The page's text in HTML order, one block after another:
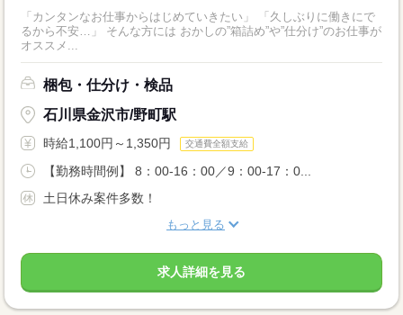
「カンタンなお仕事からはじめていきたい」 「久しぶりに働きにで
るから不安…」 そんな方には おかしの”箱詰め”や”仕分け”のお仕事が
オススメ...
梱包・仕分け・検品
石川県金沢市/野町駅
時給1,100円～1,350円 交通費全額支給
【勤務時間例】 8：00-16：00／9：00-17：0...
土日休み案件多数！
もっと見る
求人詳細を見る